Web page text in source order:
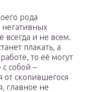
рода
всегда и не всем.
плакать, а
то её могут
собой –
от скопившегося
главное не